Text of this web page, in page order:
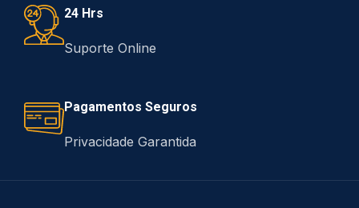
24 Hrs
Suporte Online
Pagamentos Seguros
Privacidade Garantida